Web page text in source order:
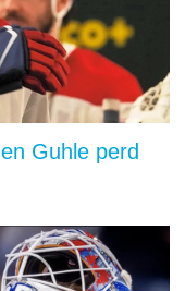
Guhle perd